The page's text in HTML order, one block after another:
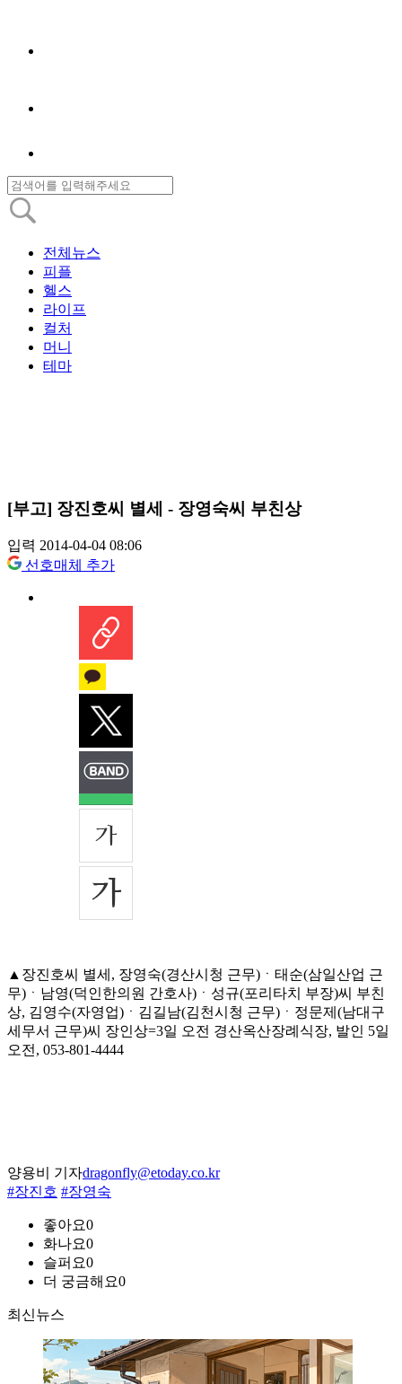
전체뉴스
피플
헬스
라이프
컬처
머니
테마
[부고] 장진호씨 별세 - 장영숙씨 부친상
입력 2014-04-04 08:06
선호매체 추가
▲장진호씨 별세, 장영숙(경산시청 근무)ㆍ태순(삼일산업 근
무)ㆍ남영(덕인한의원 간호사)ㆍ성규(포리타치 부장)씨 부친
상, 김영수(자영업)ㆍ김길남(김천시청 근무)ㆍ정문제(남대구
세무서 근무)씨 장인상=3일 오전 경산옥산장례식장, 발인 5일
오전, 053-801-4444
양용비 기자dragonfly@etoday.co.kr
#장진호 #장영숙
좋아요0
화나요0
슬퍼요0
더 궁금해요0
최신뉴스